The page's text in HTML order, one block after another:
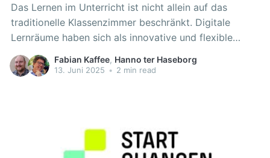
Das Lernen im Unterricht ist nicht allein auf das
traditionelle Klassenzimmer beschränkt. Digitale
Lernräume haben sich als innovative und flexible
Alternativen etabliert, die es Lernenden ermöglichen,
Wissen auf eine interaktive und ansprechende Weise
Fabian Kaffee, Hanno ter Haseborg
13. Juni 2025 • 2 min read